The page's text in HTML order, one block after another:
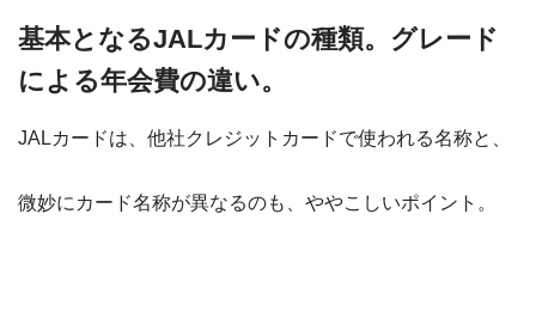
基本となるJALカードの種類。グレード
による年会費の違い。
JALカードは、他社クレジットカードで使われる名称と、
微妙にカード名称が異なるのも、ややこしいポイント。